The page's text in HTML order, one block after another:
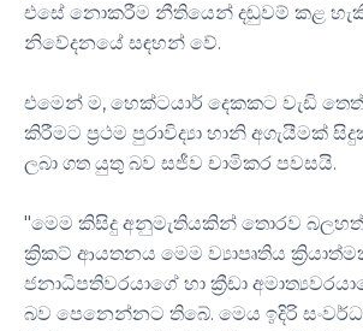
එසේ නොකරීම නීතියෙන් දඬුවම් කළ
නිවේදනයේ සඳහන් වේ.
එමෙන් ම, හෙක්ටයාර් දෙකකට වැඩි
කිරීමට ප්‍රථම පුරාවිද්‍යා හානි අගැයීමක්
ලබා ගත යුතු බව සජීව චාමිකර පවසයි.
"මෙම කිසිදු අනුමැතියකින් තොරව
ක්‍රිකට් ආයතනය මෙම ව්‍යාපෘතිය
ජනාධිපතිවරයාගේ හා ක්‍රීඩා
බව පෙනෙන්නට තිබේ. මෙය ඉදිරි